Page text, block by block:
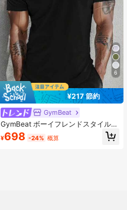
6
¥217 節約
GymBeat
GymBeat ボーイフレンドスタイル
メンズ レター&牛頭プリントスポー
ティー 半袖Tシャツ ワークアウトト
¥698 -24% 概算